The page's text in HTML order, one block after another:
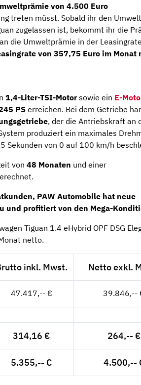
von 4.500 Euro
treten müsst. Sobald ihr den
zugelassen ist, bekommt ihr die
die Umweltprämie in der
von 357,75 Euro im Monat
1,4-Liter-TSI-Motorsowie ein E-
PS erreichen. Bei dem Getriebe
, der die Antriebskraft an
produziert ein maximales
Sekunden von 0 auf 100 km/h
von 48 Monaten und einer
PAW Automobile hat neue
und profitiert von den Mega-
Tiguan 1.4 eHybrid OPF DSG
netto.
inkl. Mwst. Netto exkl.
47.417,-- € 39.846,--
314,16 € 264,-- €
5.355,-- € 4.500,--